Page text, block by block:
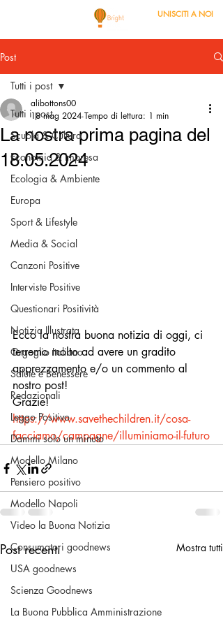
UNISCITI A NOI
Post
Tutti i post
Scuola & Cultura
Economia & Impresa
Ecologia & Ambiente
Europa
Sport & Lifestyle
Media & Social
Canzoni Positive
Interviste Positive
Questionari Positività
Notizia Illustrata
Orgoglio Italiano
Salute e Benessere
Redazionali
Leggo Positivo
Dammi solo un minuto
Modello Milano
Pensiero positivo
Modello Napoli
Video la Buona Notizia
Consumatori goodnews
USA goodnews
Scienza Goodnews
La Buona Pubblica Amministrazione
Tutti i post
La nostra prima pagina del
18.05.2024
alibottons00
18 mag 2024 Tempo di lettura: 1 min
Ecco la nostra buona notizia di oggi, ci
terremo molto ad avere un gradito
apprezzamento e/o un commento al
nostro post!
Grazie!
https://www.savethechildren.it/cosa-
facciamo/campagne/illuminiamo-il-futuro
Post recenti Mostra tutti